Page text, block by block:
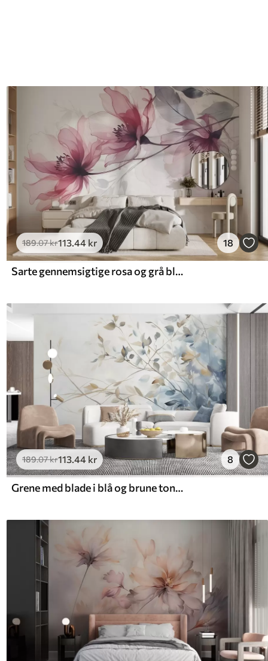
189.07kr113.44 kr 18
Sarte gennemsigtige rosa og grå blomster med bløde, slørede kronblade på hvid baggrund
189.07kr113.44 kr 8
Grene med blade i blå og brune toner, lys baggrund, blød og delikat, akvarel-stil